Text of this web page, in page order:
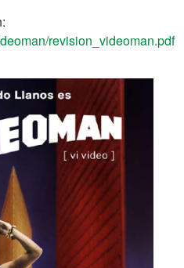
revision_videoman.pdf